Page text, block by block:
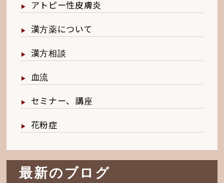
アトピー性皮膚炎
漢方薬について
漢方相談
血流
セミナー、講座
花粉症
最新のブログ